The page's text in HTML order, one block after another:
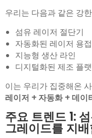
우리는 다음과 같은 강
섬유 레이저 절단기
자동화된 레이저 용
지능형 생산 라인
디지털화된 제조 플
이는 우리가 집중해온
레이저 + 자동화 + 데이
주요 트렌드 1:
그레이드를 지